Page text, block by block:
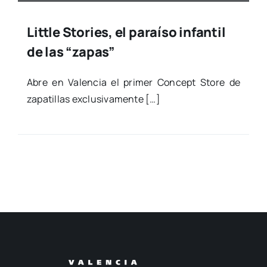
Little Stories, el paraíso infantil
de las “zapas”
Abre en Valen­cia el pri­mer Con­cept Sto­re de
zapa­ti­llas exclu­si­va­men­te […]